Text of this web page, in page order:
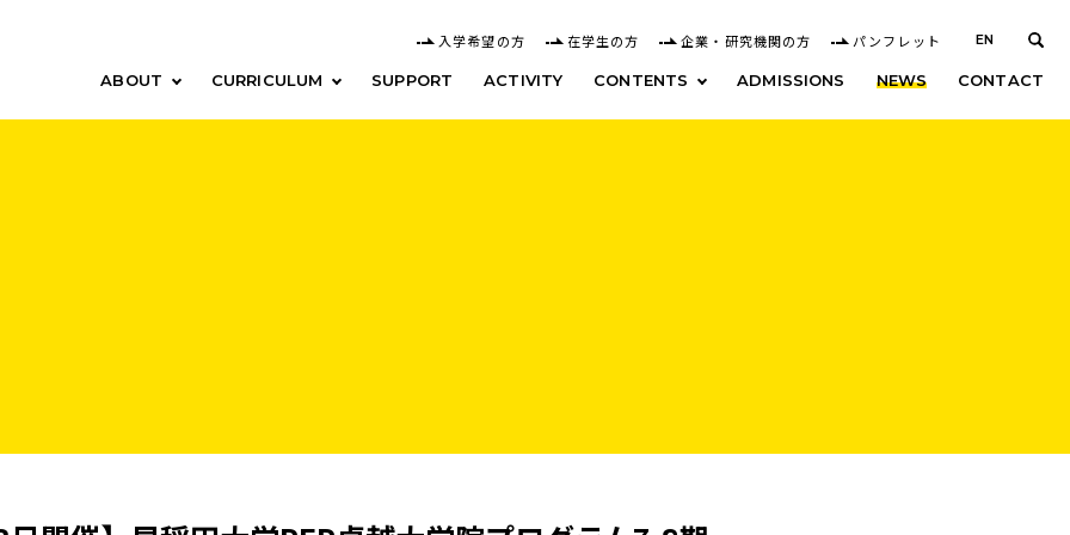
入学希望の方 在学生の方 企業・研究機関の方 パンフレット EN
ABOUT CURRICULUM SUPPORT ACTIVITY CONTENTS ADMISSIONS NEWS CONTACT